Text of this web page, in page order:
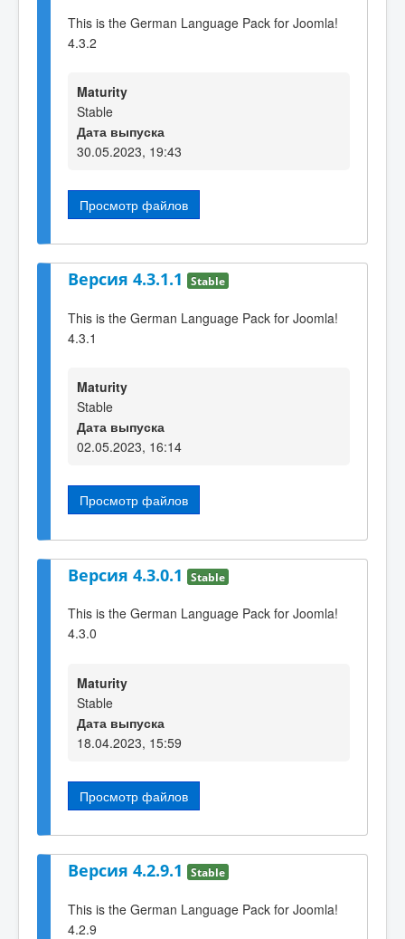
This is the German Language Pack for Joomla!
4.3.2
Maturity
Stable
Дата выпуска
30.05.2023, 19:43
Просмотр файлов
Версия 4.3.1.1 Stable
This is the German Language Pack for Joomla!
4.3.1
Maturity
Stable
Дата выпуска
02.05.2023, 16:14
Просмотр файлов
Версия 4.3.0.1 Stable
This is the German Language Pack for Joomla!
4.3.0
Maturity
Stable
Дата выпуска
18.04.2023, 15:59
Просмотр файлов
Версия 4.2.9.1 Stable
This is the German Language Pack for Joomla!
4.2.9